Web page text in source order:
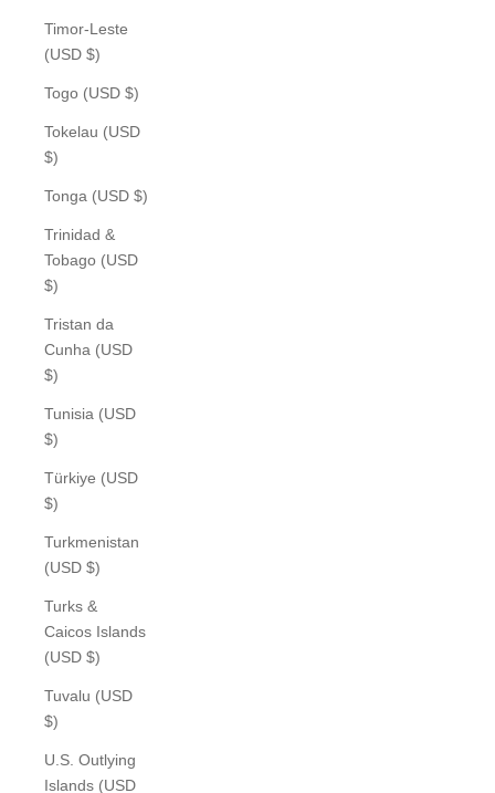
Timor-Leste
(USD $)
Togo (USD $)
Tokelau (USD
$)
Tonga (USD $)
Trinidad &
Tobago (USD
$)
Tristan da
Cunha (USD
$)
Tunisia (USD
$)
Türkiye (USD
$)
Turkmenistan
(USD $)
Turks &
Caicos Islands
(USD $)
Tuvalu (USD
$)
U.S. Outlying
Islands (USD